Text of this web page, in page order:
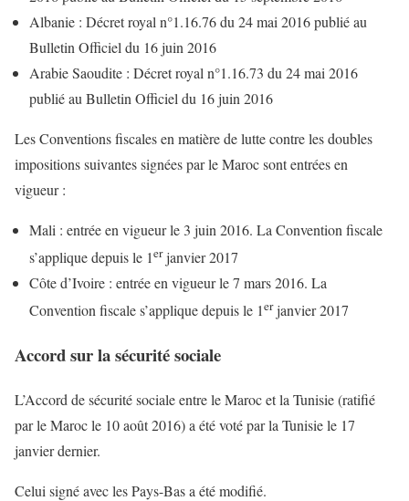
Albanie : Décret royal n°1.16.76 du 24 mai 2016 publié au
Bulletin Officiel du 16 juin 2016
Arabie Saoudite : Décret royal n°1.16.73 du 24 mai 2016
publié au Bulletin Officiel du 16 juin 2016
Les Conventions fiscales en matière de lutte contre les doubles
impositions suivantes signées par le Maroc sont entrées en
vigueur :
Mali : entrée en vigueur le 3 juin 2016. La Convention fiscale
s’applique depuis le 1erjanvier 2017
Côte d’Ivoire : entrée en vigueur le 7 mars 2016. La
Convention fiscale s’applique depuis le 1erjanvier 2017
Accord sur la sécurité sociale
L’Accord de sécurité sociale entre le Maroc et la Tunisie (ratifié
par le Maroc le 10 août 2016) a été voté par la Tunisie le 17
janvier dernier.
Celui signé avec les Pays-Bas a été modifié.